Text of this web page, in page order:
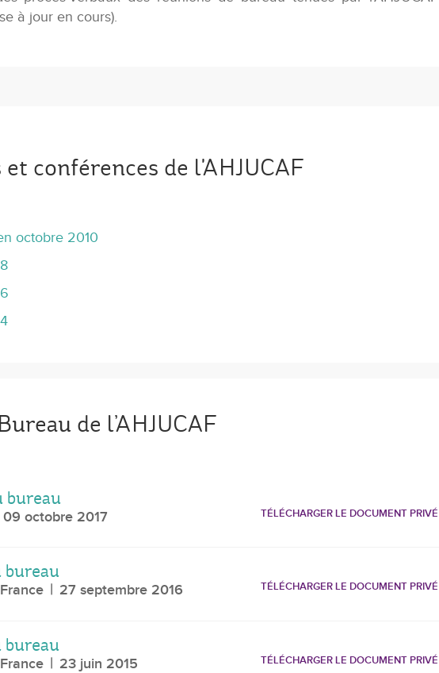
à jour en cours).
conférences de l'AHJUCAF
octobre 2010
de l’AHJUCAF
bureau
TÉLÉCHARGER LE DOCUMENT PRIVÉ
09 octobre 2017
bureau
TÉLÉCHARGER LE DOCUMENT PRIVÉ
27 septembre 2016
bureau
TÉLÉCHARGER LE DOCUMENT PRIVÉ
23 juin 2015